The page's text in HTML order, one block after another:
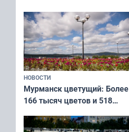
коренных народов мира
НОВОСТИ
Мурманск цветущий: Более
166 тысяч цветов и 518